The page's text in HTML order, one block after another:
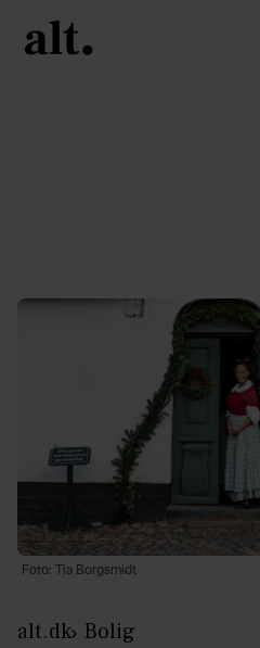
Foto: Tia Borgsmidt
alt.dk Bolig